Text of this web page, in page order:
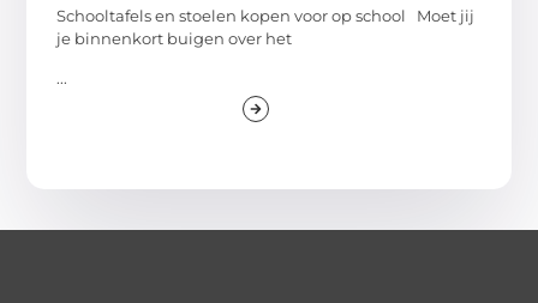
Schooltafels en stoelen kopen voor op school Moet jij
je binnenkort buigen over het
...